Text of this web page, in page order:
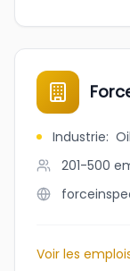
Industrie:
201-500
Voir les